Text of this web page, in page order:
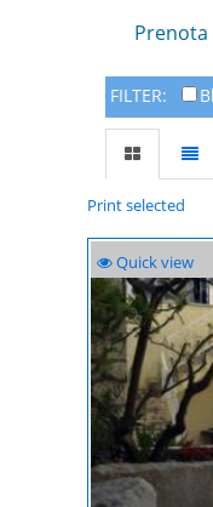
Prenota
FILTER:
Print selected
Quick view